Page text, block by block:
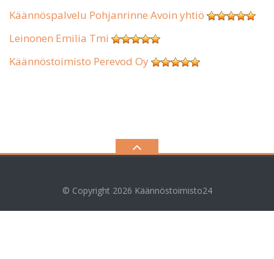
Käännöspalvelu Pohjanrinne Avoin yhtiö
Leinonen Emilia Tmi
Käännöstoimisto Perevod Oy
© Copyright 2026 Käännöstoimisto24